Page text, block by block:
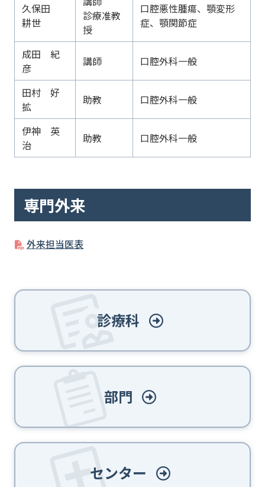
久保田
耕世
診療准教
授
口腔悪性腫瘍、顎変形
症、顎関節症
成田 紀
彦
講師 口腔外科一般
田村 好
拡
助教 口腔外科一般
伊神 英
治
助教 口腔外科一般
専門外来
外来担当医表
診療科
部門
センター